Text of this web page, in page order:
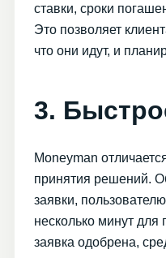
ставки, сроки
Это позволяет
что они идут, и
3.
Moneyman
принятия решений.
заявки,
несколько минут для
заявка одобрена,